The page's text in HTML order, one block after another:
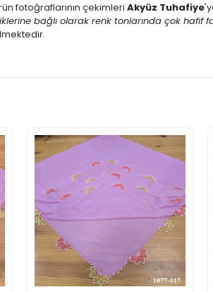
fotoğraflarının çekimleri Akyüz Tuhafiye
bağlı olarak renk tonlarında çok hafif